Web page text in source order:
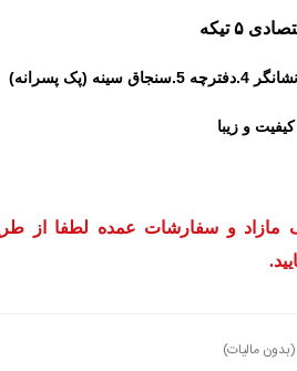
۵ تیکه
و زیبا
مازاد و سفارشات عمده لطفا از
(بدون مالیات)